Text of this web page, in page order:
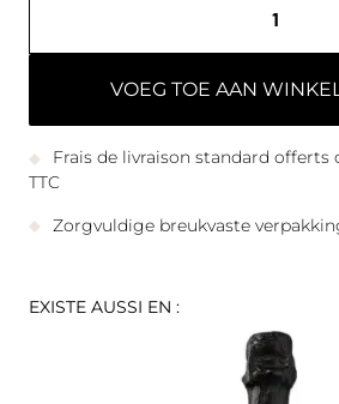
VOEG TOE AAN
Frais de livraison standard offerts
TTC
Zorgvuldige breukvaste
EXISTE AUSSI EN :